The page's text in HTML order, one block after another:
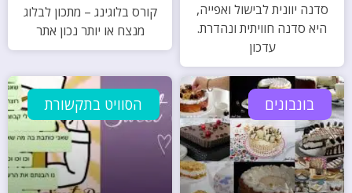
סדנה יוונית לבישול ואפייה,
היא סדנה חוויתית ונהדרת.
עדכון
קורס בלוגינג – מתכון לבלוג
מנצח או יותר נכון אתר
בונבונים הסוויט בתקשורת